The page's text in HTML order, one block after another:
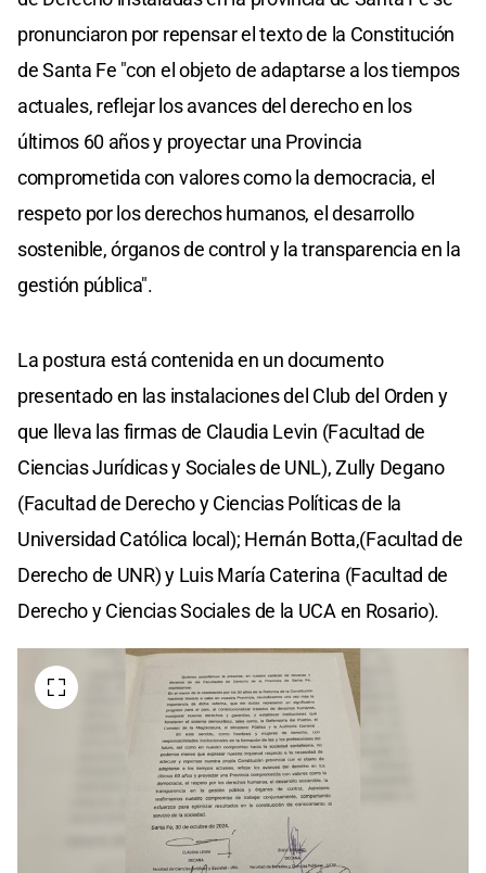
pronunciaron por repensar el texto de la Constitución
de Santa Fe "con el objeto de adaptarse a los tiempos
actuales, reflejar los avances del derecho en los
últimos 60 años y proyectar una Provincia
comprometida con valores como la democracia, el
respeto por los derechos humanos, el desarrollo
sostenible, órganos de control y la transparencia en la
gestión pública".
La postura está contenida en un documento
presentado en las instalaciones del Club del Orden y
que lleva las firmas de Claudia Levin (Facultad de
Ciencias Jurídicas y Sociales de UNL), Zully Degano
(Facultad de Derecho y Ciencias Políticas de la
Universidad Católica local); Hernán Botta,(Facultad de
Derecho de UNR) y Luis María Caterina (Facultad de
Derecho y Ciencias Sociales de la UCA en Rosario).